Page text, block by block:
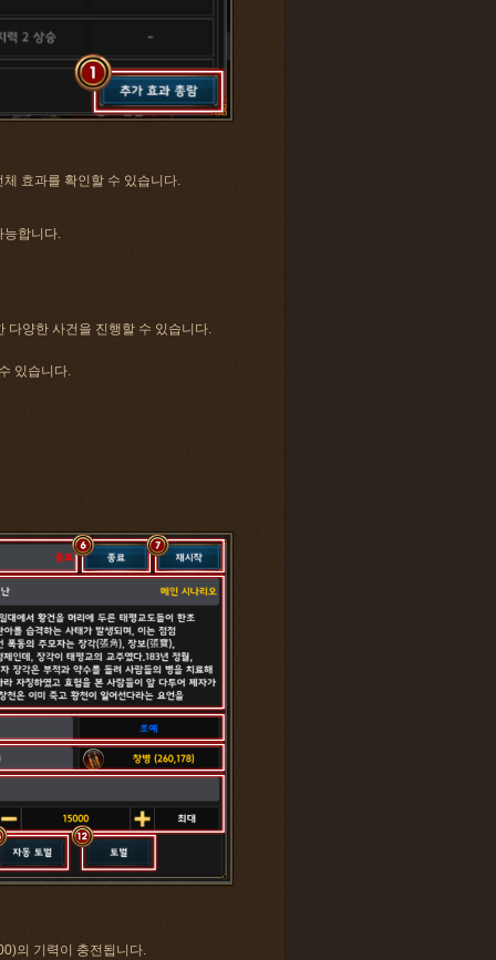
효과를 확인할 수 있습니다.
능합니다.
다양한 사건을 진행할 수 있습니다.
있습니다.
의 기력이 충전됩니다.